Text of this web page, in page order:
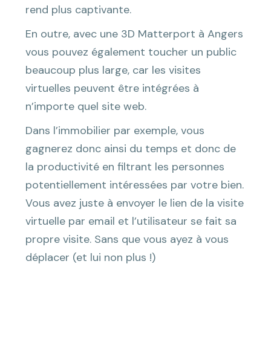
rend plus captivante.
En outre, avec une 3D Matterport à Angers
vous pouvez également toucher un public
beaucoup plus large, car les visites
virtuelles peuvent être intégrées à
n’importe quel site web.
Dans l’immobilier par exemple, vous
gagnerez donc ainsi du temps et donc de
la productivité en filtrant les personnes
potentiellement intéressées par votre bien.
Vous avez juste à envoyer le lien de la visite
virtuelle par email et l’utilisateur se fait sa
propre visite. Sans que vous ayez à vous
déplacer (et lui non plus !)